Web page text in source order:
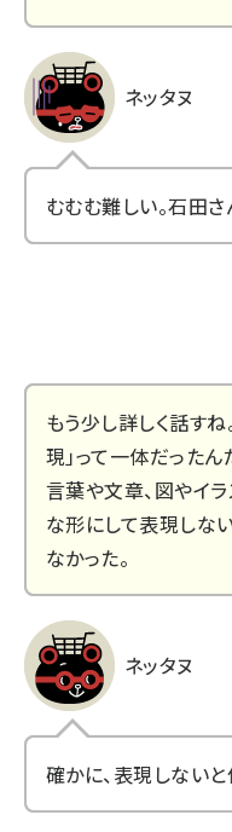
ネッタヌ
むむむ難しい。石田
もう少し詳しく話す
現」って一体だったん
言葉や文章、図やイラ
な形にして表現しな
なかった。
ネッタヌ
確かに、表現しない